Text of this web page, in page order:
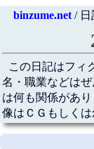
binzume.net/ 日
この日記はフィ
名・職業などは
は何も関係があ
像はＣＧもしくは